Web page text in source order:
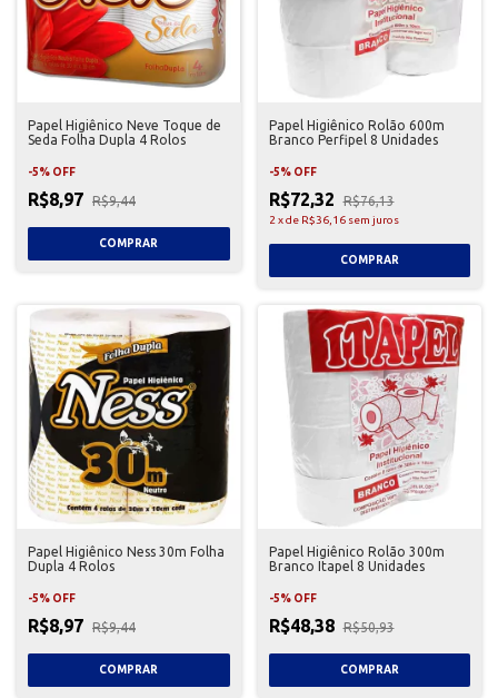
Papel Higiênico Neve Toque de
Seda Folha Dupla 4 Rolos
-5% OFF
R$8,97 R$9,44
Papel Higiênico Rolão 600m
Branco Perfipel 8 Unidades
-5% OFF
R$72,32 R$76,13
2 xde R$36,16 sem juros
Papel Higiênico Ness 30m Folha
Dupla 4 Rolos
-5% OFF
R$8,97 R$9,44
Papel Higiênico Rolão 300m
Branco Itapel 8 Unidades
-5% OFF
R$48,38 R$50,93